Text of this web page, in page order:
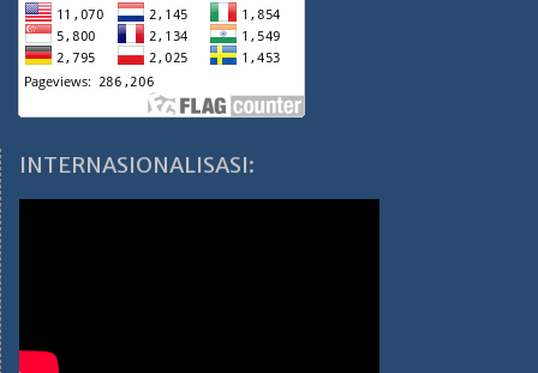
INTERNASIONALISASI: